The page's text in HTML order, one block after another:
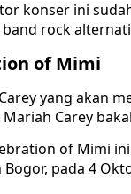
konser ini
rock
of Mimi
yang akan
Carey
of Mimi
pada 4